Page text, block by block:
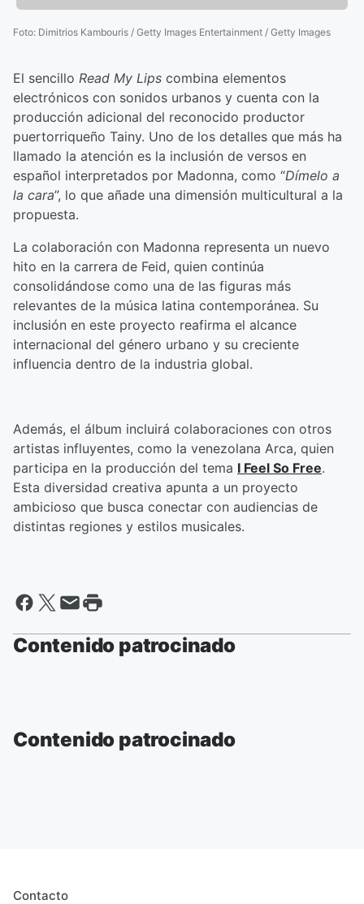
Foto: Dimitrios Kambouris / Getty Images Entertainment / Getty Images
El sencillo Read My Lips combina elementos
electrónicos con sonidos urbanos y cuenta con la
producción adicional del reconocido productor
puertorriqueño Tainy. Uno de los detalles que más ha
llamado la atención es la inclusión de versos en
español interpretados por Madonna, como “Dímelo a
la cara”, lo que añade una dimensión multicultural a la
propuesta.
La colaboración con Madonna representa un nuevo
hito en la carrera de Feid, quien continúa
consolidándose como una de las figuras más
relevantes de la música latina contemporánea. Su
inclusión en este proyecto reafirma el alcance
internacional del género urbano y su creciente
influencia dentro de la industria global.
Además, el álbum incluirá colaboraciones con otros
artistas influyentes, como la venezolana Arca, quien
participa en la producción del tema I Feel So Free.
Esta diversidad creativa apunta a un proyecto
ambicioso que busca conectar con audiencias de
distintas regiones y estilos musicales.
Contenido patrocinado
Contenido patrocinado
Contacto